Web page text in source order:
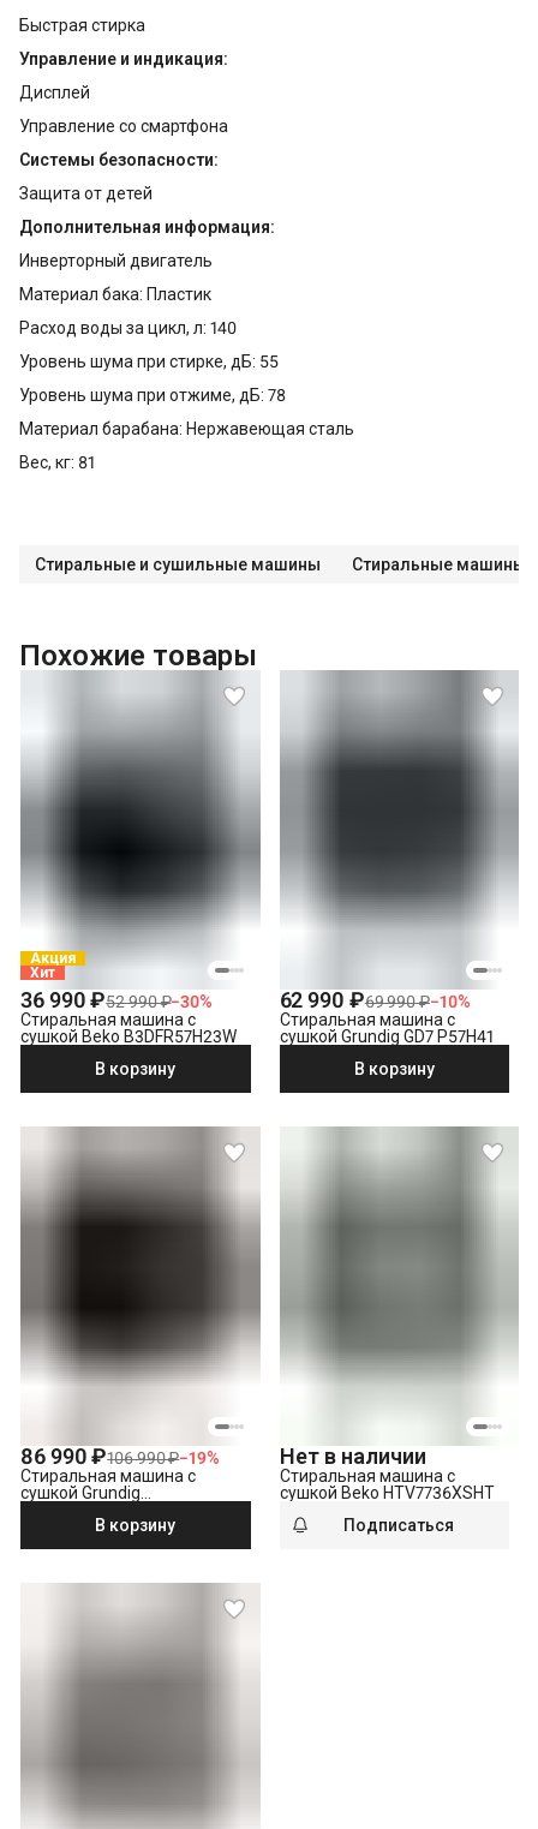
Быстрая стирка
Управление и индикация:
Дисплей
Управление со смартфона
Системы безопасности:
Защита от детей
Дополнительная информация:
Инверторный двигатель
Материал бака: Пластик
Расход воды за цикл, л: 140
Уровень шума при стирке, дБ: 55
Уровень шума при отжиме, дБ: 78
Материал барабана: Нержавеющая сталь
Вес, кг: 81
Стиральные и сушильные машины Стиральные машины
Похожие товары
Акция
Хит
36 990 ₽52 990 ₽−30%
Стиральная машина с
сушкой Beko B3DFR57H23W
В корзину
62 990 ₽69 990 ₽−10%
Стиральная машина с
сушкой Grundig GD7 P57H41
В корзину
86 990 ₽106 990 ₽−19%
Стиральная машина с
сушкой Grundig
В корзину
Нет в наличии
Стиральная машина с
сушкой Beko HTV7736XSHT
Подписаться